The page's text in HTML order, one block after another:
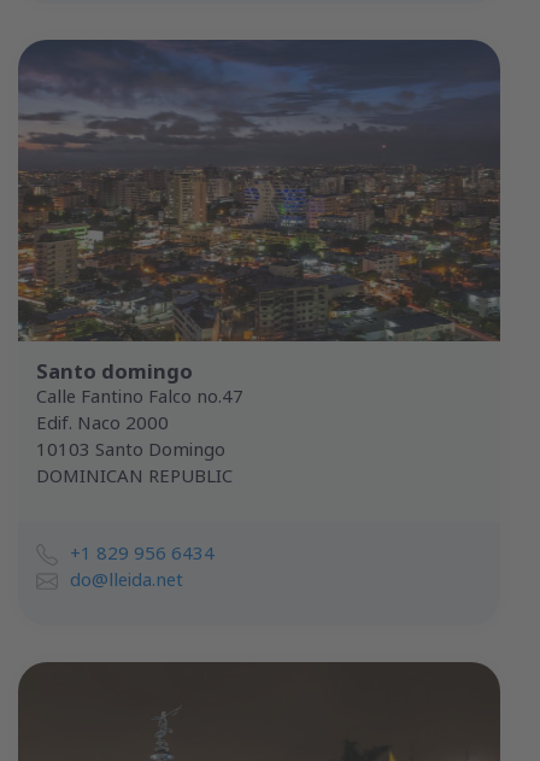
Santo domingo
Calle Fantino Falco no.47
Edif. Naco 2000
10103 Santo Domingo
DOMINICAN REPUBLIC
+1 829 956 6434
do@lleida.net